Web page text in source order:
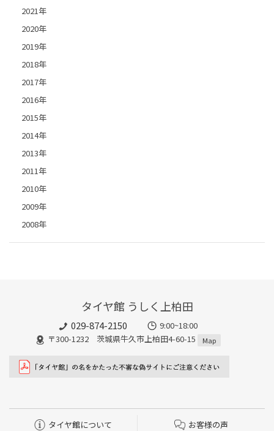
2021年
2020年
2019年
2018年
2017年
2016年
2015年
2014年
2013年
2011年
2010年
2009年
2008年
タイヤ館 うしく上柏田
029-874-2150
9:00~18:00
〒300-1232 茨城県牛久市上柏田4-60-15
Map
タイヤ館について お客様の声